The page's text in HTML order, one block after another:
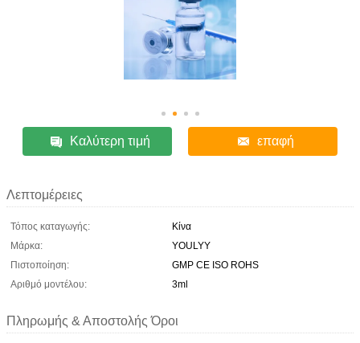
Καλύτερη τιμή επαφή
Λεπτομέρειες
Τόπος καταγωγής:
Κίνα
Μάρκα:
YOULYY
Πιστοποίηση:
GMP CE ISO ROHS
Αριθμό μοντέλου:
3ml
Πληρωμής & Αποστολής Όροι